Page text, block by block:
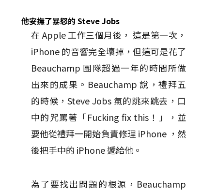
他安撫了暴怒的 Steve Jobs
在 Apple 工作三個月後， 這是第一次，
iPhone 的音響完全壞掉，但這可是花了
Beauchamp 團隊超過一年的時間所做
出來的成果。Beauchamp 說，禮拜五
的時候，Steve Jobs 氣的跳來跳去，口
中的咒罵著「Fucking fix this！」，並
要他從禮拜一開始負責修理 iPhone ，然
後把手中的 iPhone 遞給他。
為了要找出問題的根源，Beauchamp